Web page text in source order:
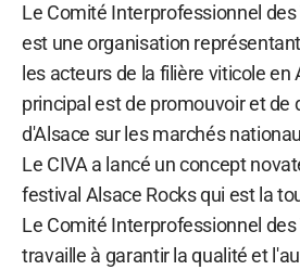
Le Comité Interprofessionnel des
est une organisation
les acteurs de la filière viticole
principal est de promouvoir et de
d'Alsace sur les marchés
Le CIVA a lancé un concept
festival Alsace Rocks qui est la
Le Comité Interprofessionnel des
travaille à garantir la qualité et